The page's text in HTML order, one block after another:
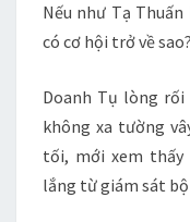
Nếu như Tạ
có cơ hội trở về
Doanh Tụ lòng
không xa tường
tối, mới xem thấy
lắng từ giám sát